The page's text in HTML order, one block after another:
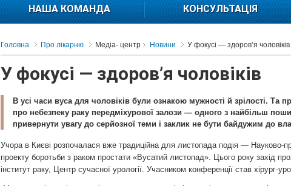
НАША КОМАНДА КОНСУЛЬТАЦІЯ
Головна Про лікарню Медіа- центр Новини У фокусі — здоров’я чоловіків
У фокусі — здоров’я чоловіків
В усі часи вуса для чоловіків були ознакою мужності й зрілості.
про небезпеку раку передміхурової залози — одного з найбільш
привернути увагу до серйозної теми і заклик не бути байдужим до
Учора в Києві розпочалася вже традиційна для листопада подія — Науково-
проекту боротьби з раком простати «Вусатий листопад». Цього року захід
інститут раку, Центр сучасної урології. Учасником конференції став хірург-